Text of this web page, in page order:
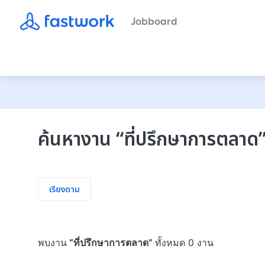
Jobboard
ค้นหางาน “ที่ปรึกษาการตลาด
เรียงตาม
พบงาน “ที่ปรึกษาการตลาด” ทั้งหมด 0 งาน